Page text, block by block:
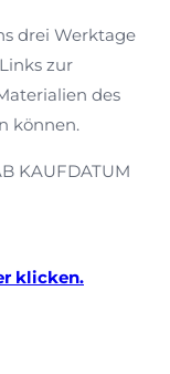
drei Werktage
zur
des
können.
KAUFDATUM
klicken.